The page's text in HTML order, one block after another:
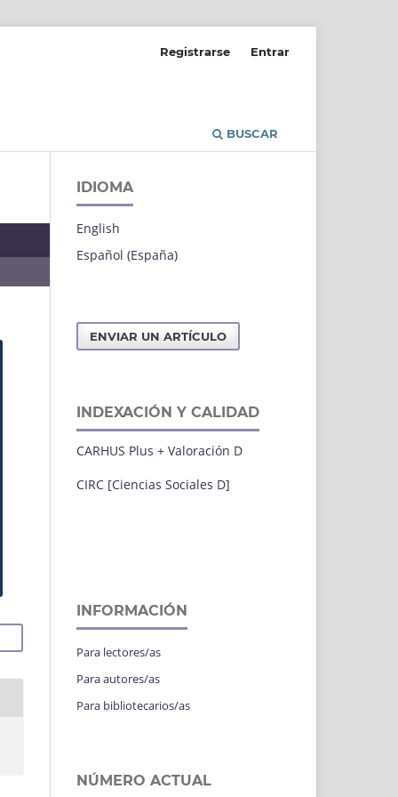
BUSCAR
Registrarse Entrar
IDIOMA
English
Español (España)
ENVIAR UN ARTÍCULO
INDEXACIÓN Y CALIDAD
CARHUS Plus + Valoración D
CIRC [Ciencias Sociales D]
INFORMACIÓN
Para lectores/as
Para autores/as
Para bibliotecarios/as
NÚMERO ACTUAL